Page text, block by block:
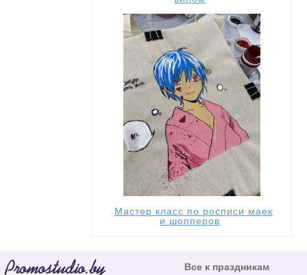
Мастер класс по росписи маек
и шопперов
Все к праздникам